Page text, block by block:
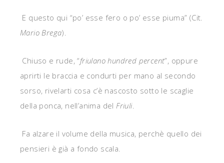
E questo qui “po’ esse fero o po’ esse piuma” (Cit.
Mario Brega).
Chiuso e rude, “friulano hundred percent”, oppure
aprirti le braccia e condurti per mano al secondo
sorso, rivelarti cosa c’è nascosto sotto le scaglie
della ponca, nell’anima delFriuli.
Fa alzare il volume della musica, perchè quello dei
pensieri è già a fondo scala.